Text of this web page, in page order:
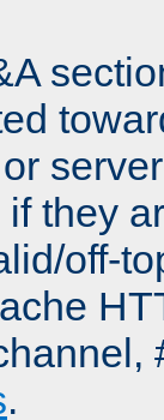
they
off-
.